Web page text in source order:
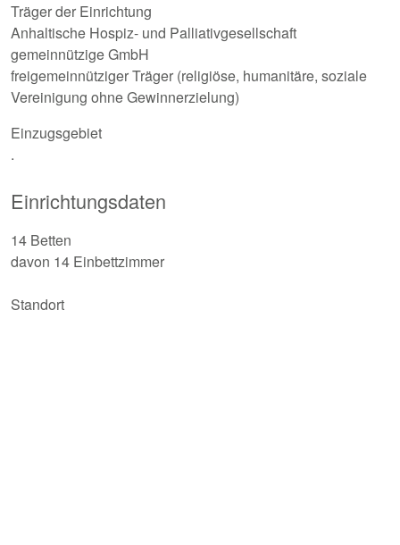
Träger der Einrichtung
Anhaltische Hospiz- und Palliativgesellschaft
gemeinnützige GmbH
freigemeinnütziger Träger (religiöse, humanitäre, soziale
Vereinigung ohne Gewinnerzielung)
Einzugsgebiet
.
Einrichtungsdaten
14 Betten
davon 14 Einbettzimmer
Standort